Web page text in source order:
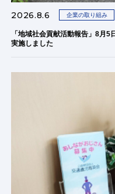
2026.8.6 企業の取り組み
「地域社会貢献活動報告」8月
実施しました